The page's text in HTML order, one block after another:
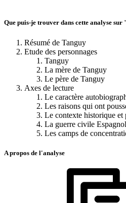
Que puis-je trouver dans cette analyse
Résumé de Tanguy
Etude des personnages
Tanguy
La mère de Tanguy
Le père de Tanguy
Axes de lecture
Le caractère
Les raisons qui ont
Le contexte historique
La guerre civile
Les camps de
A propos de l'analyse